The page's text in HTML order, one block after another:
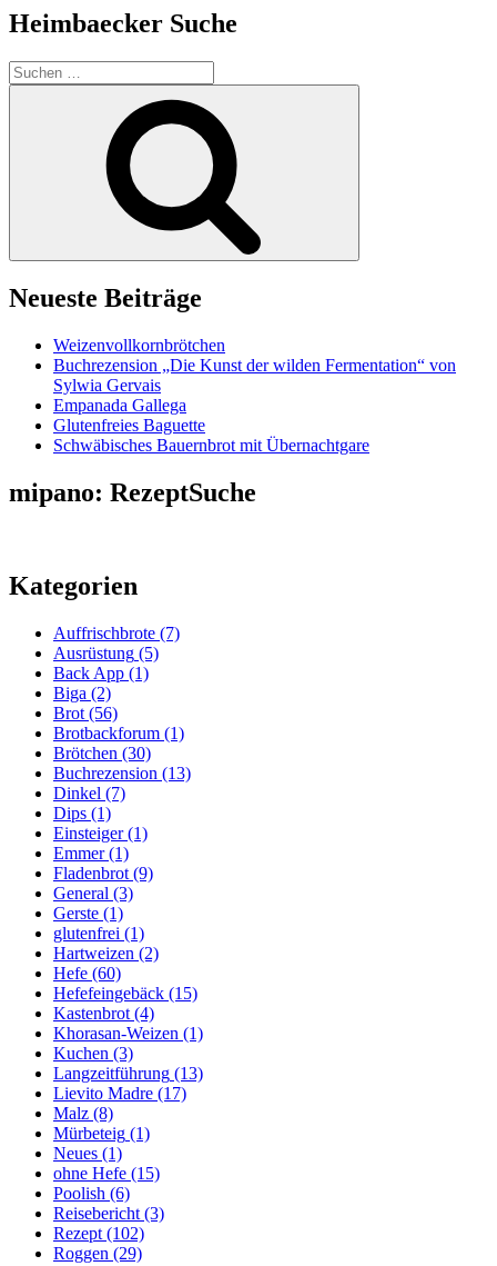
Heimbaecker Suche
Suchen
nach:
Neueste Beiträge
Weizenvollkornbrötchen
Buchrezension „Die Kunst der wilden Fermentation“ von
Sylwia Gervais
Empanada Gallega
Glutenfreies Baguette
Schwäbisches Bauernbrot mit Übernachtgare
mipano: RezeptSuche
Kategorien
Auffrischbrote (7)
Ausrüstung (5)
Back App (1)
Biga (2)
Brot (56)
Brotbackforum (1)
Brötchen (30)
Buchrezension (13)
Dinkel (7)
Dips (1)
Einsteiger(1)
Emmer(1)
Fladenbrot (9)
General (3)
Gerste (1)
glutenfrei (1)
Hartweizen (2)
Hefe (60)
Hefefeingebäck (15)
Kastenbrot (4)
Khorasan-Weizen (1)
Kuchen (3)
Langzeitführung (13)
Lievito Madre (17)
Malz (8)
Mürbeteig (1)
Neues (1)
ohne Hefe (15)
Poolish (6)
Reisebericht (3)
Rezept (102)
Roggen (29)